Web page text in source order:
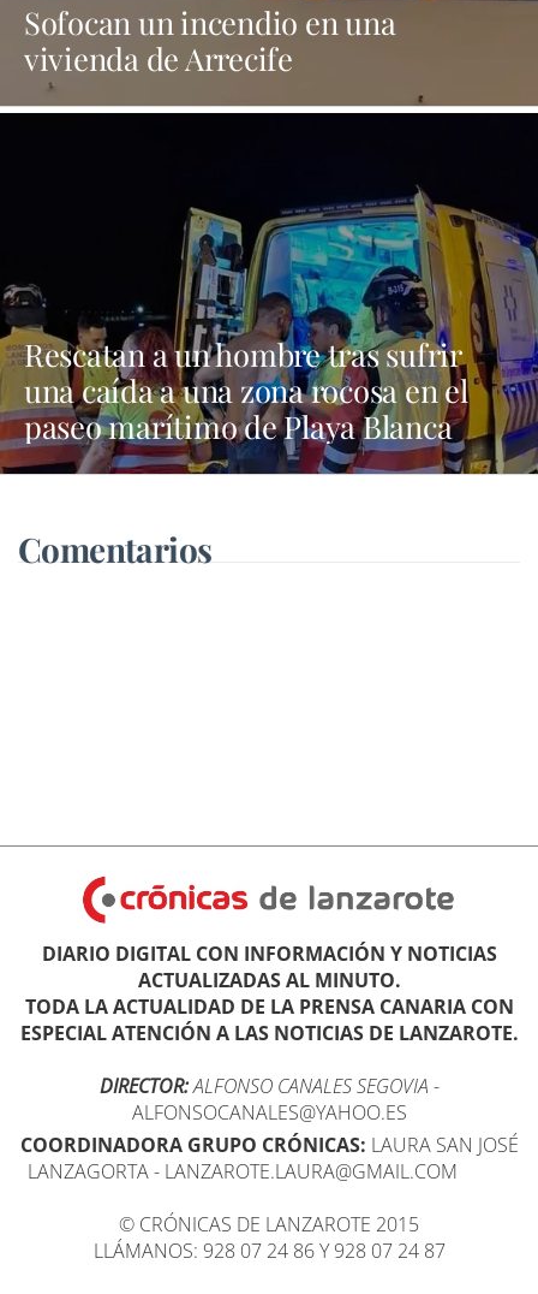
Sofocan un incendio en una
vivienda de Arrecife
Rescatan a un hombre tras sufrir
una caída a una zona rocosa en el
paseo marítimo de Playa Blanca
Comentarios
DIARIO DIGITAL CON INFORMACIÓN Y NOTICIAS
ACTUALIZADAS AL MINUTO.
TODA LA ACTUALIDAD DE LA PRENSA CANARIA CON
ESPECIAL ATENCIÓN A LAS NOTICIAS DE LANZAROTE.
DIRECTOR:ALFONSO CANALES SEGOVIA -
ALFONSOCANALES@YAHOO.ES
COORDINADORA GRUPO CRÓNICAS: LAURA SAN JOSÉ
LANZAGORTA - LANZAROTE.LAURA@GMAIL.COM
© CRÓNICAS DE LANZAROTE 2015
LLÁMANOS: 928 07 24 86 Y 928 07 24 87